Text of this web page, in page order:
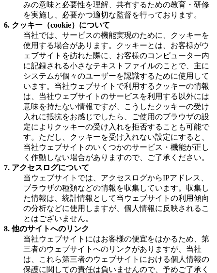
みの意味と必要性を理解、共有するための教育・研修
を実施し、必要かつ適切な監督を行っております。
6. クッキー（cookie）について
当社では、サービスの機能実現のために、クッキーを
使用する場合があります。クッキーとは、お客様がウ
ェブサイトを訪れた際に、お客様のコンピューター内
に記録される小さなテキストファイルのことで、主に
システムが個々のユーザーを認識するために使用して
います。当社ウェブサイトで利用するクッキーの情報
は、当社ウェブサイトのサービスを利用する以外には
意味を持たない情報ですが、こうしたクッキーの受け
入れに抵抗をお感じでしたら、ご使用のブラウザの設
定によりクッキーの受け入れを拒否することも可能で
す。ただし、クッキーを受け入れない設定にすると、
当社ウェブサイトのいくつかのサービス・機能が正し
く作動しない場合がありますので、ご了承ください。
7. アクセスログについて
当ウェブサイトでは、アクセスログからIPアドレス、
ブラウザの種類などの情報を収集しています。収集し
た情報は、統計情報として当ウェブサイトの利用傾向
の分析などに使用しますが、個人情報に反映されるこ
とはございません。
8. 他のサイトへのリンク
当社ウェブサイトにはお客様の便宜をはかるため、第
三者のウェブサイトへのリンクがありますが、当社
は、これら第三者のウェブサイトにおける個人情報の
保護に関しての責任は負いませんので、予めご了承く